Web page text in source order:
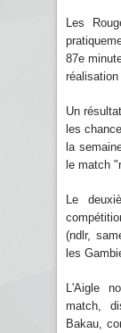
Les
87e
réalisation
Un
les
la
le match
Le
(ndlr,
les
L'Aigle
match,
Bakau,